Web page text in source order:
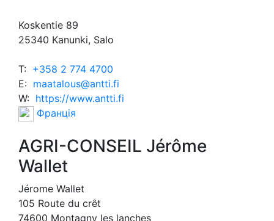
Koskentie 89
25340 Kanunki, Salo
T: +358 2 774 4700
E: maatalous@antti.fi
W: https://www.antti.fi
Франція
AGRI-CONSEIL Jérôme
Wallet
Jérome Wallet
105 Route du crêt
74600 Montagny les lanches